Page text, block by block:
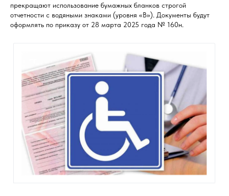
прекращают использование бумажных бланков строгой
отчетности с водяными знаками (уровня «В»). Документы будут
оформлять по приказу от 28 марта 2025 года № 160н.